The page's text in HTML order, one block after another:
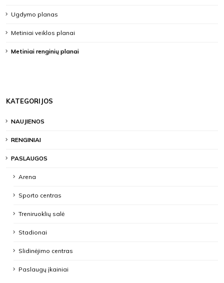
Ugdymo planas
Metiniai veiklos planai
Metiniai renginių planai
KATEGORIJOS
NAUJIENOS
RENGINIAI
PASLAUGOS
Arena
Sporto centras
Treniruoklių salė
Stadionai
Slidinėjimo centras
Paslaugų įkainiai